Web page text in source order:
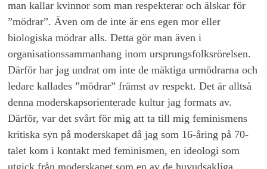
man kallar kvinnor som man respekterar och älskar för
”mödrar”. Även om de inte är ens egen mor eller
biologiska mödrar alls. Detta gör man även i
organisationssammanhang inom ursprungsfolksrörelsen.
Därför har jag undrat om inte de mäktiga urmödrarna och
ledare kallades ”mödrar” främst av respekt. Det är alltså
denna moderskapsorienterade kultur jag formats av.
Därför, var det svårt för mig att ta till mig feminismens
kritiska syn på moderskapet då jag som 16-åring på 70-
talet kom i kontakt med feminismen, en ideologi som